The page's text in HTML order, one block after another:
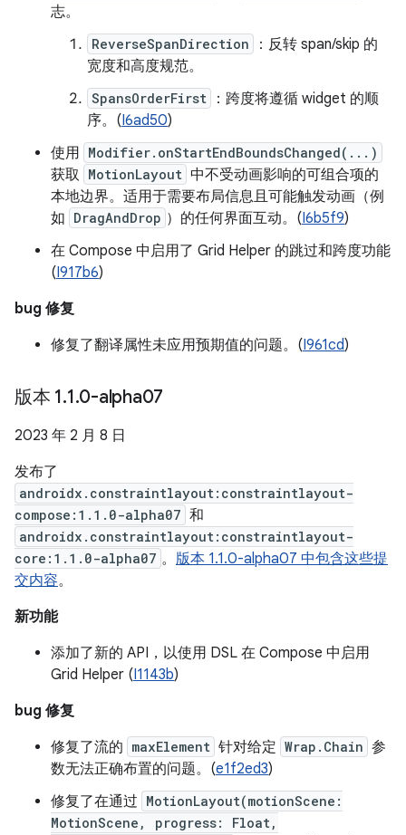
志。
ReverseSpanDirection
：反转 span/skip 的
宽度和高度规范。
SpansOrderFirst
：跨度将遵循 widget 的顺
序。(I6ad50)
使用 Modifier.onStartEndBoundsChanged(...)
获取 MotionLayout 中不受动画影响的可组合项的
本地边界。适用于需要布局信息且可能触发动画（例
如 DragAndDrop ）的任何界面互动。(I6b5f9)
在 Compose 中启用了 Grid Helper 的跳过和跨度功能
(I917b6)
bug 修复
修复了翻译属性未应用预期值的问题。(I961cd)
版本 1.1.0-alpha07
2023 年 2 月 8 日
发布了
androidx.constraintlayout:constraintlayout-
compose:1.1.0-alpha07 和
androidx.constraintlayout:constraintlayout-
core:1.1.0-alpha07 。 版本 1.1.0-alpha07 中包含这些提
交内容。
新功能
添加了新的 API，以使用 DSL 在 Compose 中启用
Grid Helper (I1143b)
bug 修复
修复了流的 maxElement 针对给定 Wrap.Chain 参
数无法正确布置的问题。(e1f2ed3)
修复了在通过 MotionLayout(motionScene:
MotionScene, progress: Float,